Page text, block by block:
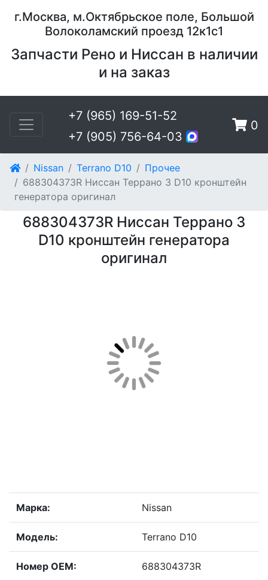
г.Москва, м.Октябрьское поле, Большой
Волоколамский проезд 12к1с1
Запчасти Рено и Ниссан в наличии
и на заказ
+7 (965) 169-51-52
+7 (905) 756-64-03
0
Nissan Terrano D10
Прочее
688304373R Ниссан Террано 3 D10 кронштейн
генератора оригинал
688304373R Ниссан Террано 3
D10 кронштейн генератора
оригинал
Марка: Nissan
Модель: Terrano D10
Номер OEM: 688304373R